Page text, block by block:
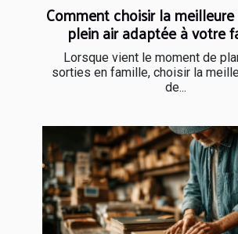
Comment choisir la
plein air adaptée à votre
Lorsque vient le moment de
sorties en famille, choisir la
de...